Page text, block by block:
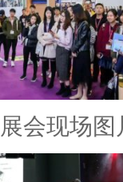
展会现场图